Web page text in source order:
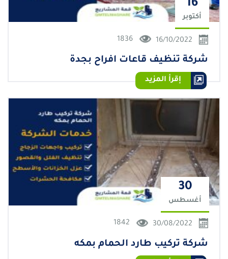
16
أكتوبر
1836
شركة تنظيف قاعات افراح بجدة
إقرأ المزيد
30
أغسطس
شركة تركيب طارد الحمام بمكه